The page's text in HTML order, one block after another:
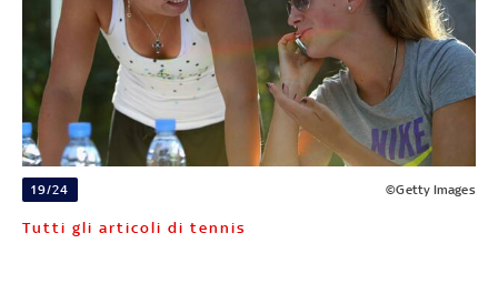
19/24 ©Getty Images
Tutti gli articoli di tennis